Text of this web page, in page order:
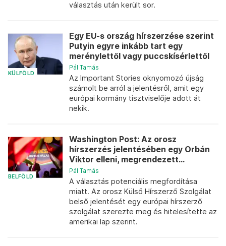
választás után került sor.
KÜLFÖLD
Egy EU-s ország hírszerzése szerint
Putyin egyre inkább tart egy
merénylettől vagy puccskísérlettől
Pál Tamás
Az Important Stories oknyomozó újság
számolt be arról a jelentésről, amit egy
európai kormány tisztviselője adott át
nekik.
BELFÖLD
Washington Post: Az orosz
hírszerzés jelentésében egy Orbán
Viktor elleni, megrendezett...
Pál Tamás
A választás potenciális megfordítása
miatt. Az orosz Külső Hírszerző Szolgálat
belső jelentését egy európai hírszerző
szolgálat szerezte meg és hitelesítette az
amerikai lap szerint.